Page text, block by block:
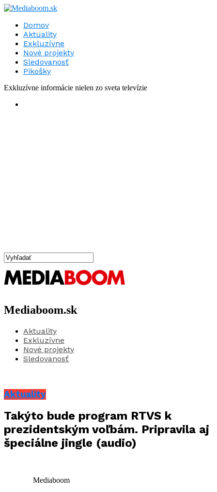
Domov
Aktuality
Exkluzívne
Nové projekty
Sledovanosť
Pikošky
Exkluzívne informácie nielen zo sveta televízie
Mediaboom.sk
Aktuality
Exkluzívne
Nové projekty
Sledovanosť
Aktuality
Takýto bude program RTVS k
prezidentským voľbám. Pripravila aj
špeciálne jingle (audio)
Mediaboom